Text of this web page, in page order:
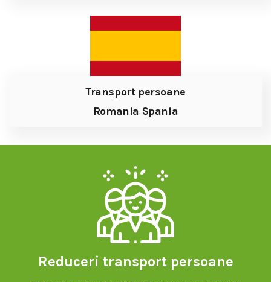
Transport persoane
Romania Spania
Reduceri transport persoane